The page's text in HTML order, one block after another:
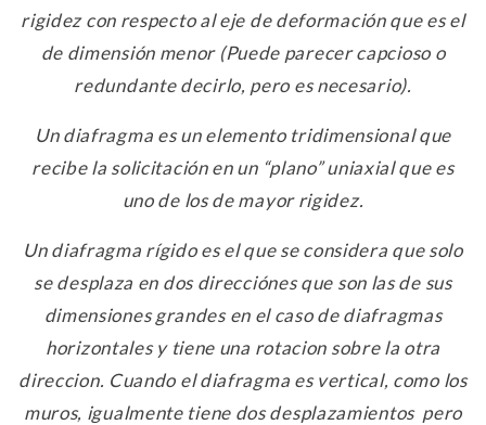
rigidez con respecto al eje de deformación que es el
de dimensión menor (Puede parecer capcioso o
redundante decirlo, pero es necesario).
Un diafragma es un elemento tridimensional que
recibe la solicitación en un “plano” uniaxial que es
uno de los de mayor rigidez.
Un diafragma rígido es el que se considera que solo
se desplaza en dos direcciónes que son las de sus
dimensiones grandes en el caso de diafragmas
horizontales y tiene una rotacion sobre la otra
direccion. Cuando el diafragma es vertical, como los
muros, igualmente tiene dos desplazamientos pero